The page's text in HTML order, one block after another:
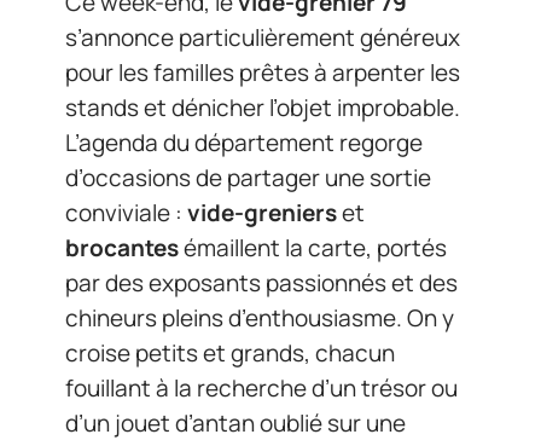
s’annonce particulièrement généreux
pour les familles prêtes à arpenter les
stands et dénicher l’objet improbable.
L’agenda du département regorge
d’occasions de partager une sortie
conviviale : vide-grenierset
brocantesémaillent la carte, portés
par des exposants passionnés et des
chineurs pleins d’enthousiasme. On y
croise petits et grands, chacun
fouillant à la recherche d’un trésor ou
d’un jouet d’antan oublié sur une